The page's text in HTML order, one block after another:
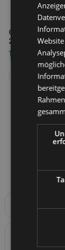
GAMEDOG
250ml
19,90
GAMEDOG
ist ein
Details zur